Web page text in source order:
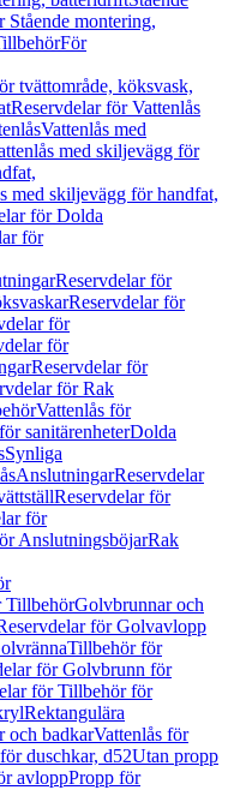
Stående montering,
För
tvättområde, köksvask,
Reservdelar för Vattenlås
Vattenlås med
med skiljevägg för
med skiljevägg för handfat,
för Dolda
för
Reservdelar för
Reservdelar för
för
för
Reservdelar för
för Rak
Vattenlås för
sanitärenheterDolda
Synliga
AnslutningarReservdelar
Reservdelar för
för
AnslutningsböjarRak
TillbehörGolvbrunnar och
för Golvavlopp
Tillbehör för
för Golvbrunn för
för Tillbehör för
Rektangulära
och badkarVattenlås för
duschkar, d52Utan propp
avloppPropp för